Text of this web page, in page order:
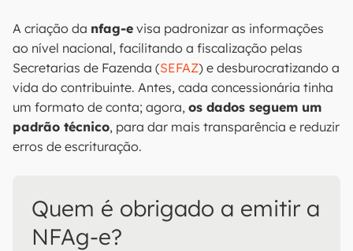
A criação da nfag-e visa padronizar as informações
ao nível nacional, facilitando a fiscalização pelas
Secretarias de Fazenda (SEFAZ) e desburocratizando a
vida do contribuinte. Antes, cada concessionária tinha
um formato de conta; agora, os dados seguem um
padrão técnico, para dar mais transparência e reduzir
erros de escrituração.
Quem é obrigado a emitir a
NFAg-e?